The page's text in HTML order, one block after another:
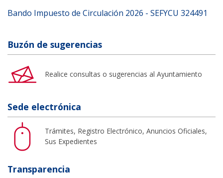
Bando Impuesto de Circulación 2026 - SEFYCU 324491
Buzón de sugerencias
Realice consultas o sugerencias al Ayuntamiento
Sede electrónica
Trámites, Registro Electrónico, Anuncios Oficiales,
Sus Expedientes
Transparencia